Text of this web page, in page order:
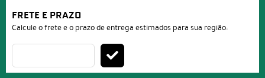
FRETE E PRAZO
Calcule o frete e o prazo de entrega estimados para sua região: